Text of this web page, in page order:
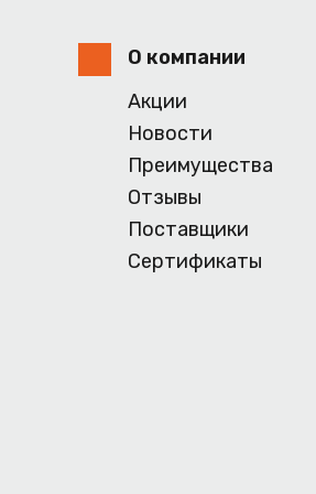
О компании
Акции
Новости
Преимущества
Отзывы
Поставщики
Сертификаты